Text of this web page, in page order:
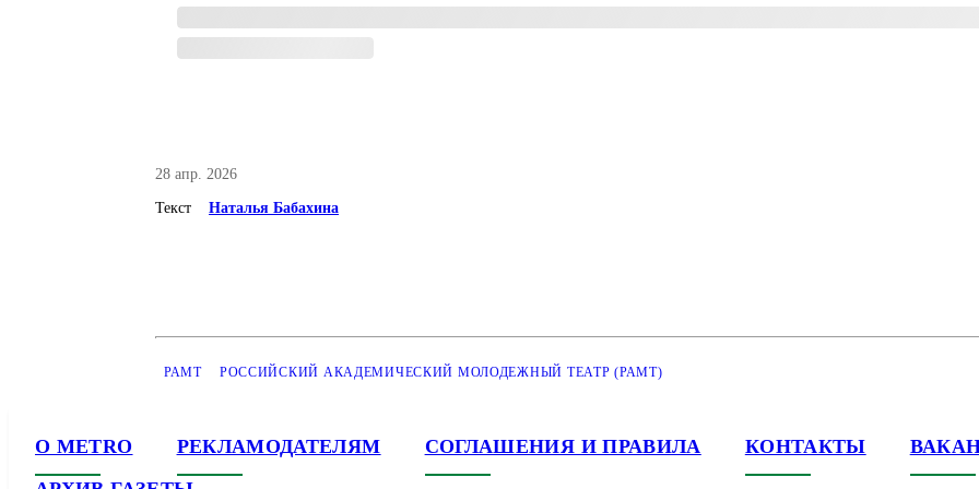
28 апр. 2026
Текст Наталья Бабахина
РАМТ РОССИЙСКИЙ АКАДЕМИЧЕСКИЙ МОЛОДЕЖНЫЙ ТЕАТР (РАМТ)
О METRO РЕКЛАМОДАТЕЛЯМ СОГЛАШЕНИЯ И ПРАВИЛА КОНТАКТЫ